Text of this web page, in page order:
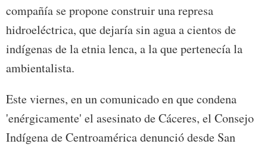
compañía se propone construir una represa
hidroeléctrica, que dejaría sin agua a cientos de
indígenas de la etnia lenca, a la que pertenecía la
ambientalista.
Este viernes, en un comunicado en que condena
'enérgicamente' el asesinato de Cáceres, el Consejo
Indígena de Centroamérica denunció desde San